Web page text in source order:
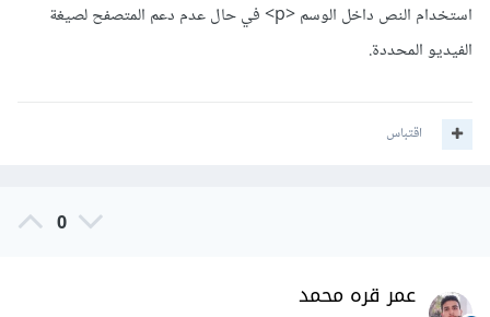
استخدام النص داخل الوسم <p> في حال عدم دعم المتصفح لصيغة
الفيديو المحددة.
اقتباس
0
عمر قره محمد